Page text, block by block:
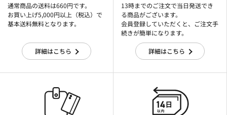
通常商品の送料は660円です。
お買い上げ5,000円以上（税込）で
基本送料無料となります。
詳細はこちら
13時までのご注文で当日発送でき
る商品がございます。
会員登録していただくと、ご注文手
続きが簡単になります。
詳細はこちら